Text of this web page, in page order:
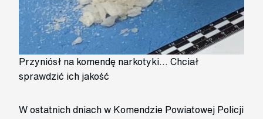
Przyniósł na komendę narkotyki... Chciał
sprawdzić ich jakość
W ostatnich dniach w Komendzie Powiatowej Policji